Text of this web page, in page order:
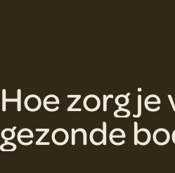
Hoe zorg je
gezonde